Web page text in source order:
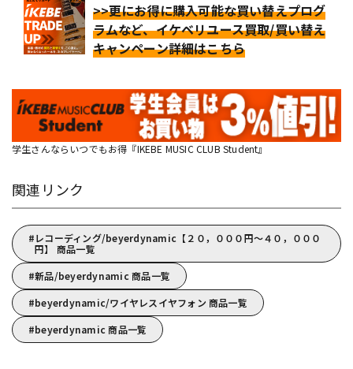
>>更にお得に購入可能な買い替えプログ
ラムなど、イケベリユース買取/買い替え
キャンペーン詳細はこちら
学生さんならいつでもお得『IKEBE MUSIC CLUB Student』
関連リンク
レコーディング/beyerdynamic【２０，０００円～４０，０００
円】 商品一覧
新品/beyerdynamic 商品一覧
beyerdynamic/ワイヤレスイヤフォン 商品一覧
beyerdynamic 商品一覧